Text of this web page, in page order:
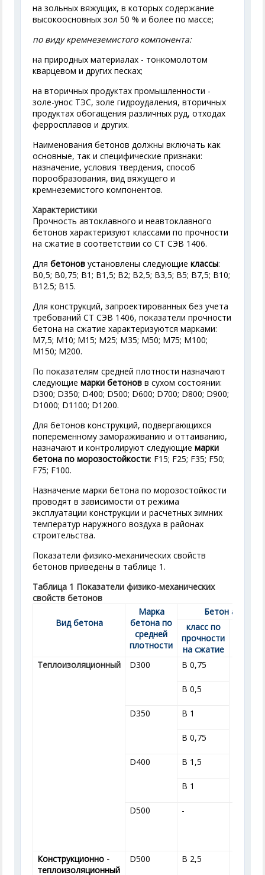
на зольных вяжущих, в которых содержание
высокоосновных зол 50 % и более по массе;
по виду кремнеземистого компонента:
на природных материалах - тонкомолотом
кварцевом и других песках;
на вторичных продуктах промышленности -
золе-унос ТЭС, золе гидроудаления, вторичных
продуктах обогащения различных руд, отходах
ферросплавов и других.
Наименования бетонов должны включать как
основные, так и специфические признаки:
назначение, условия твердения, способ
порообразования, вид вяжущего и
кремнеземистого компонентов.
Характеристики
Прочность автоклавного и неавтоклавного
бетонов характеризуют классами по прочности
на сжатие в соответствии со СТ СЭВ 1406.
Длябетонов установлены следующиеклассы:
В0,5; В0,75; В1; В1,5; В2; В2,5; В3,5; В5; В7,5; В10;
В12.5; В15.
Для конструкций, запроектированных без учета
требований СТ СЭВ 1406, показатели прочности
бетона на сжатие характеризуются марками:
М7,5; М10; М15; М25; М35; М50; М75; М100;
М150; М200.
По показателям средней плотности назначают
следующиемарки бетонов в сухом состоянии:
D300; D350; D400; D500; D600; D700; D800; D900;
D1000; D1100; D1200.
Для бетонов конструкций, подвергающихся
попеременному замораживанию и оттаиванию,
назначают и контролируют следующиемарки
бетона по морозостойкости: F15; F25; F35; F50;
F75; F100.
Назначение марки бетона по морозостойкости
проводят в зависимости от режима
эксплуатации конструкции и расчетных зимних
температур наружного воздуха в районах
строительства.
Показатели физико-механических свойств
бетонов приведены в таблице 1.
Таблица 1 Показатели физико-механических
свойств бетонов
Вид бетона
Марка
бетона по
средней
плотности
Бетон
класс по
прочности
на сжатие
Теплоизоляционный D300 В 0,75
В 0,5
D350 В 1
В 0,75
D400 В 1,5
В 1
D500 -
Конструкционно -
теплоизоляционный
D500 В 2,5